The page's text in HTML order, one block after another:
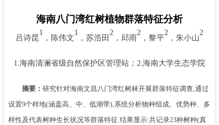
海南八门湾红树植物群落特征分析
吕诗昆
1
，陈伟文
1
，苏浩田
2
，邱雨
2
，黎平
2
，朱小山
2
1.海南清澜省级自然保护区管理站；2.海南大学生态学院
摘要： 研究针对海南文昌八门湾红树林开展群落特征调查,通过
设置9个样地(涵盖高、中、低潮带),系统分析物种组成、优势种、多
样性及代表树种生长状况等群落特征.结果显示:共记录23种树种(真